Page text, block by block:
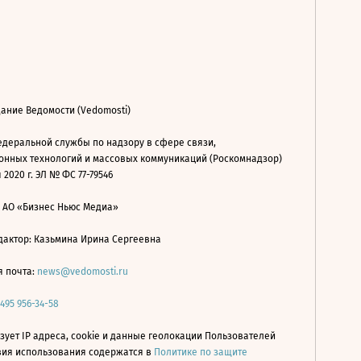
Ведомости (Vedomosti)
службы по надзору в сфере связи,
технологий и массовых коммуникаций (Роскомнадзор)
2020 г. ЭЛ № ФС 77-79546
АО «Бизнес Ньюс Медиа»
Казьмина Ирина Сергеевна
почта: news@vedomosti.ru
495 956-34-58
IP адреса, cookie и данные геолокации Пользователей
использования содержатся в Политике по защите